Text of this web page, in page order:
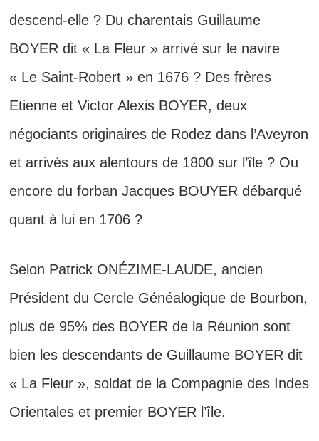
descend-elle ? Du charentais Guillaume
BOYER dit « La Fleur » arrivé sur le navire
« Le Saint-Robert » en 1676 ? Des frères
Etienne et Victor Alexis BOYER, deux
négociants originaires de Rodez dans l’Aveyron
et arrivés aux alentours de 1800 sur l’île ? Ou
encore du forban Jacques BOUYER débarqué
quant à lui en 1706 ?
Selon Patrick ONÉZIME-LAUDE, ancien
Président du Cercle Généalogique de Bourbon,
plus de 95% des BOYER de la Réunion sont
bien les descendants de Guillaume BOYER dit
« La Fleur », soldat de la Compagnie des Indes
Orientales et premier BOYER l’île.